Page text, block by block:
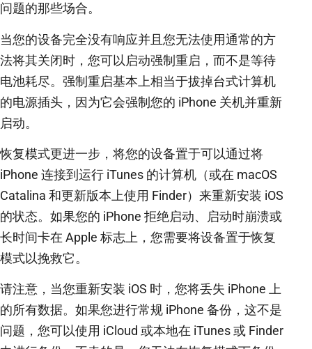
问题的那些场合。
当您的设备完全没有响应并且您无法使用通常的方
法将其关闭时，您可以启动强制重启，而不是等待
电池耗尽。强制重启基本上相当于拔掉台式计算机
的电源插头，因为它会强制您的 iPhone 关机并重新
启动。
恢复模式更进一步，将您的设备置于可以通过将
iPhone 连接到运行 iTunes 的计算机（或在 macOS
Catalina 和更新版本上使用 Finder）来重新安装 iOS
的状态。如果您的 iPhone 拒绝启动、启动时崩溃或
长时间卡在 Apple 标志上，您需要将设备置于恢复
模式以挽救它。
请注意，当您重新安装 iOS 时，您将丢失 iPhone 上
的所有数据。如果您进行常规 iPhone 备份，这不是
问题，您可以使用 iCloud 或本地在 iTunes 或 Finder